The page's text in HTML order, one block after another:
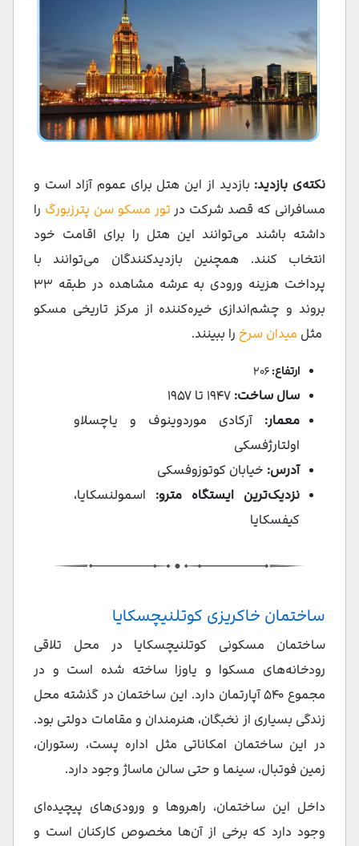
نکته‌ی بازدید: بازدید از این هتل برای عموم آزاد است و
مسافرانی که قصد شرکت در تور مسکو سن پترزبورگ را
داشته باشند می‌توانند این هتل را برای اقامت خود
انتخاب کنند. همچنین بازدیدکنندگان می‌توانند با
پرداخت هزینه ورودی به عرشه مشاهده در طبقه ۳۳
بروند و چشم‌اندازی خیره‌کننده از مرکز تاریخی مسکو
مثل میدان سرخ را ببینند.
ارتفاع:
سال ساخت:۱۹۴۷ تا ۱۹۵۷
معمار:آرکادی موردوینوف و یاچسلاو
اولتارژفسکی
آدرس: خیابان کوتوزوفسکی
نزدیک‌ترین ایستگاه مترو: اسمولنسکایا،
کیفسکایا
ساختمان خاکریزی کوتلنیچسکایا
ساختمان مسکونی کوتلنیچسکایا در محل تلاقی
رودخانه‌های مسکوا و یاوزا ساخته شده است و در
مجموع ۵۴۰ آپارتمان دارد. این ساختمان در گذشته محل
زندگی بسیاری از نخبگان، هنرمندان و مقامات دولتی بود.
در این ساختمان امکاناتی مثل اداره پست، رستوران،
زمین فوتبال، سینما و حتی سالن ماساژ وجود دارد.
داخل این ساختمان، راهروها و ورودی‌های پیچیده‌ای
وجود دارد که برخی از آن‌ها مخصوص کارکنان است و